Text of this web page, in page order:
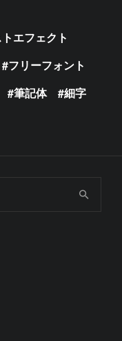
エフェクト
フリーフォント
筆記体
細字